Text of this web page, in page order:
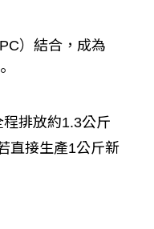
）結合，成為
排放約1.3公斤
直接生產1公斤新